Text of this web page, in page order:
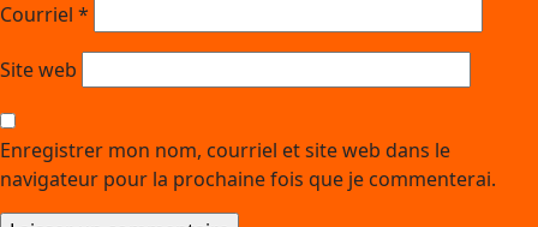
Courriel *
Site web
Enregistrer mon nom, courriel et site web dans le
navigateur pour la prochaine fois que je commenterai.